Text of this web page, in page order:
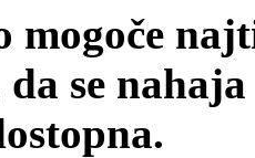
mogoče
se